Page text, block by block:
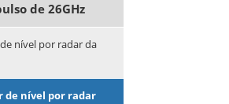
de 26GHz
nível por radar da
de nível por radar